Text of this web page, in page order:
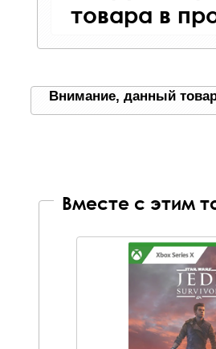
товара в
Внимание, данный
Вместе с этим